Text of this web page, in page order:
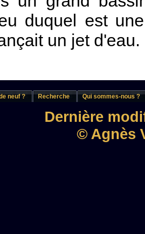
duquel est
un jet d'eau.
neuf ? Recherche Qui sommes-nous ?
Dernière
© Agnès